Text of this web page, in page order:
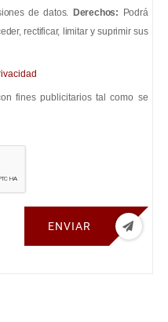
de datos. Derechos: Podrá
rectificar, limitar y suprimir sus
fines publicitarios tal como se
ENVIAR